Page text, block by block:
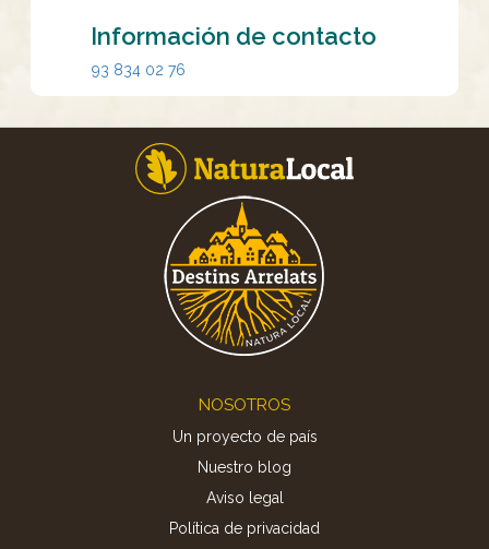
Información de contacto
93 834 02 76
NOSOTROS
Un proyecto de país
Nuestro blog
Aviso legal
Política de privacidad